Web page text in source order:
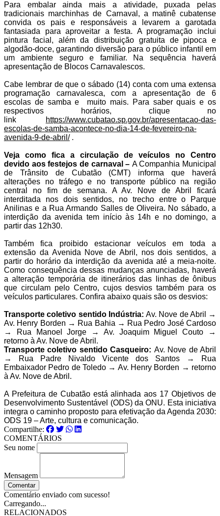
Para embalar ainda mais a atividade, puxada pelas
tradicionais marchinhas de Carnaval, a matinê cubatense
convida os pais e responsáveis a levarem a garotada
fantasiada para aproveitar a festa. A programação inclui
pintura facial, além da distribuição gratuita de pipoca e
algodão-doce, garantindo diversão para o público infantil em
um ambiente seguro e familiar. Na sequência haverá
apresentação de Blocos Carnavalescos.
Cabe lembrar de que o sábado (14) conta com uma extensa
programação carnavalesca, com a apresentação de 6
escolas de samba e muito mais. Para saber quais e os
respectivos horários, clique no
link
https://www.cubatao.sp.gov.br/apresentacao-das-
escolas-de-samba-acontece-no-dia-14-de-fevereiro-na-
avenida-9-de-abril/.
Veja como fica a circulação de veículos no Centro
devido aos festejos de carnaval – A Companhia Municipal
de Trânsito de Cubatão(CMT) informa que haverá
alterações no tráfego e no transporte público na região
central no fim de semana. A Av. Nove de Abril ficará
interditada nos dois sentidos, no trecho entre o Parque
Anilinas e a Rua Armando Salles de Oliveira. No sábado, a
interdição da avenida tem início às 14h e no domingo, a
partir das 12h30.
Também fica proibido estacionar veículos em toda a
extensão da Avenida Nove de Abril, nos dois sentidos, a
partir do horário da interdição da avenida até a meia-noite.
Como consequência dessas mudanças anunciadas, haverá
a alteração temporária de itinerários das linhas de ônibus
que circulam pelo Centro, cujos desvios também para os
veículos particulares. Confira abaixo quais são os desvios:
Transporte coletivo sentido Indústria: Av. Nove de Abril →
Av. Henry Borden → Rua Bahia → Rua Pedro José Cardoso
→ Rua Manoel Jorge → Av. Joaquim Miguel Couto →
retorno à Av. Nove de Abril.
Transporte coletivo sentido Casqueiro: Av. Nove de Abril
→ Rua Padre Nivaldo Vicente dos Santos → Rua
Embaixador Pedro de Toledo → Av. Henry Borden → retorno
à Av. Nove de Abril.
A Prefeitura de Cubatãoestá alinhada aos 17 Objetivos de
Desenvolvimento Sustentável (ODS) da ONU. Esta iniciativa
integra o caminho proposto para efetivação da Agenda 2030:
ODS 19 – Arte, cultura e comunicação.
Compartilhe:
COMENTÁRIOS
Seu nome
Mensagem
Comentar
Comentário enviado com sucesso!
Carregando...
RELACIONADOS